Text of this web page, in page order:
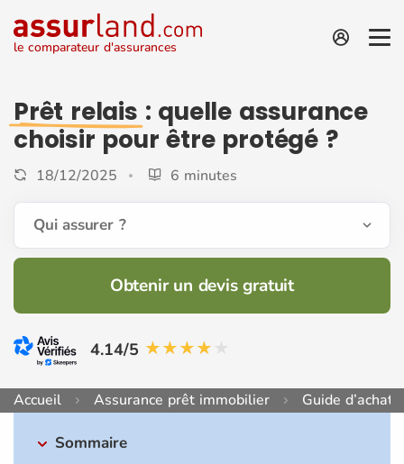
le comparateur d'assurances
Prêt relais : quelle assurance
choisir pour être protégé ?
18/12/2025 6 minutes
Qui assurer ?
Obtenir un devis gratuit
4.14/5
Accueil Assurance prêt immobilier Guide d’achat
Sommaire